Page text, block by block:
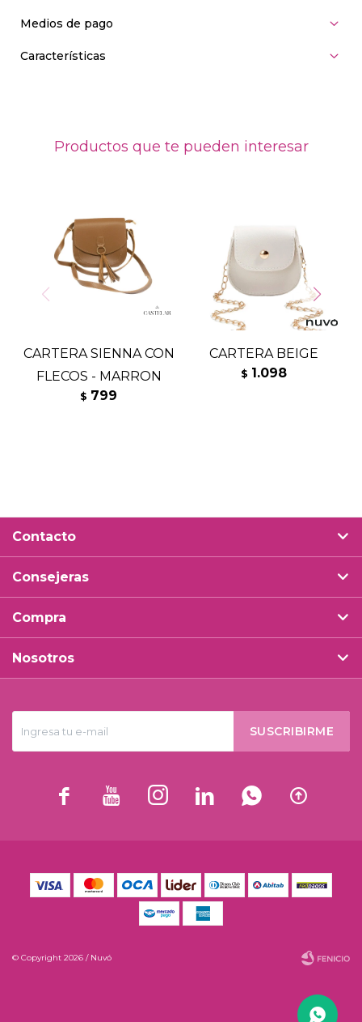
Medios de pago
Características
Productos que te pueden interesar
CARTERA SIENNA CON
FLECOS - MARRON
$ 799
CARTERA BEIGE
$ 1.098
SUSCRIBIRME
     
Contacto
Consejeras
Compra
Nosotros
© Copyright 2026 / Nuvó